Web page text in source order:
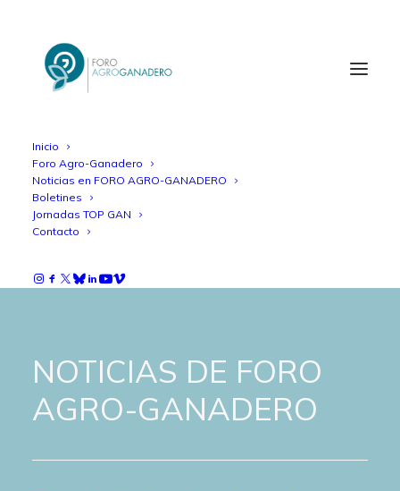
Inicio
Foro Agro-Ganadero
Noticias en FORO AGRO-GANADERO
Boletines
Jornadas TOP GAN
Contacto
NOTICIAS DE FORO
AGRO-GANADERO